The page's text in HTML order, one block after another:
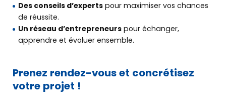
Créer
mon entreprise
mon entreprise
Des conseils d’experts pour maximiser vos chances
de réussite.
Un réseau d’entrepreneurs pour échanger,
apprendre et évoluer ensemble.
Prenez rendez-vous et concrétisez
votre projet !